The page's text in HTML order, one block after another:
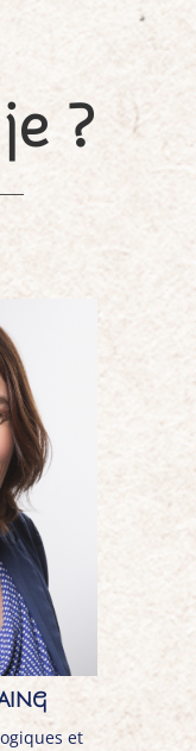
?
et